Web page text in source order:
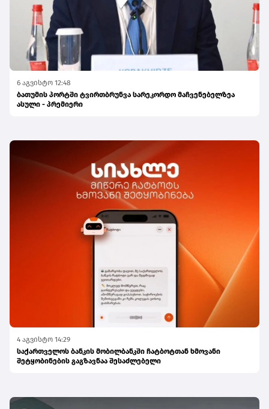
6 აგვისტო 12:48
ბათუმის პორტში ტვირთბრუნვა სარეკორდო მაჩვენებელზეა
ასული - პრემიერი
4 აგვისტო 14:29
საქართველოს ბანკის მობილბანკში ჩატბოტთან ხმოვანი
შეტყობინების გაგზავნაა შესაძლებელი